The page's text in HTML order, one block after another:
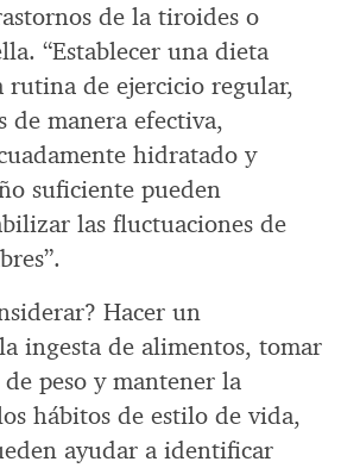
de la tiroides o
“Establecer una dieta
de ejercicio regular,
de manera efectiva,
hidratado y
suficiente pueden
las fluctuaciones de
Hacer un
ingesta de alimentos, tomar
peso y mantener la
hábitos de estilo de vida,
ayudar a identificar